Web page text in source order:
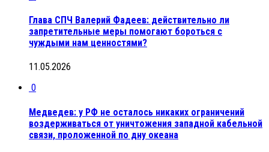
Глава СПЧ Валерий Фадеев: действительно ли
запретительные меры помогают бороться с
чуждыми нам ценностями?
11.05.2026
0
Медведев: у РФ не осталось никаких ограничений
воздерживаться от уничтожения западной кабельной
связи, проложенной по дну океана